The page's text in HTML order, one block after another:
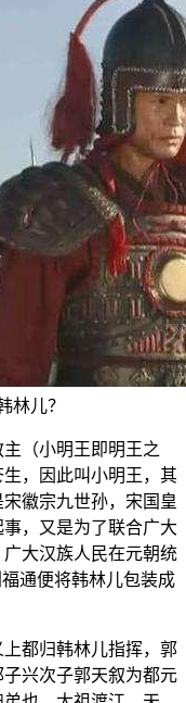
林儿？
（小明王即明王之
，因此叫小明王，其
徽宗九世孙，宋国皇
，又是为了联合广大
大汉族人民在元朝统
通便将韩林儿包装成
都归韩林儿指挥，郭
兴次子郭天叙为都元